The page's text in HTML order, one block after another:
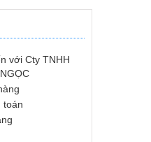
với Cty TNHH
toán